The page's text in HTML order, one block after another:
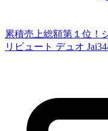
累積売上総額第１位！
リビュート デュオ